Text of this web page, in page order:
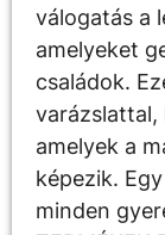
válogatás a
amelyeket
családok.
varázslattal,
amelyek a
képezik.
minden